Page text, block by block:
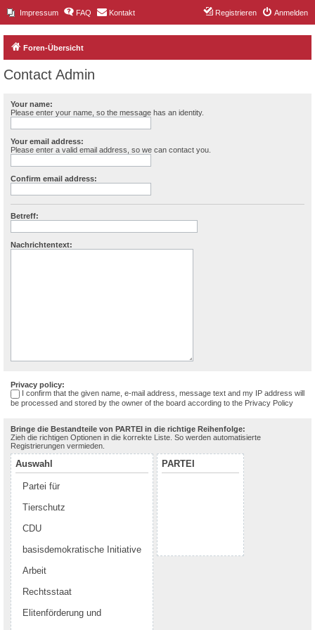
Impressum FAQ Kontakt Anmelden
Registrieren
Foren-Übersicht
Contact Admin
Your name:
Please enter your name, so the message has an identity.
Your email address:
Please enter a valid email address, so we can contact you.
Confirm email address:
Betreff:
Nachrichtentext:
Privacy policy:
I confirm that the given name, e-mail address, message text and my IP address will
be processed and stored by the owner of the board according to the Privacy Policy
Bringe die Bestandteile von PARTEI in die richtige Reihenfolge:
Zieh die richtigen Optionen in die korrekte Liste. So werden automatisierte
Registrierungen vermieden.
Auswahl
Partei für
Tierschutz
CDU
basisdemokratische Initiative
Arbeit
Rechtsstaat
Elitenförderung und
PARTEI